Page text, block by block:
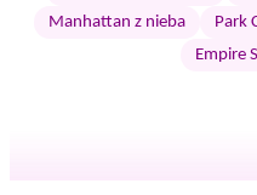
Manhattan z nieba
Park
Empire